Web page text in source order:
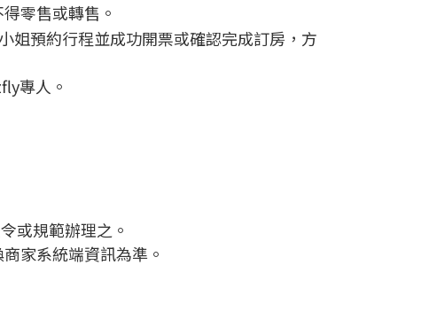
零售或轉售。
姐預約行程並成功開票或確認完成訂房，方
專人。
或規範辦理之。
家系統端資訊為準。